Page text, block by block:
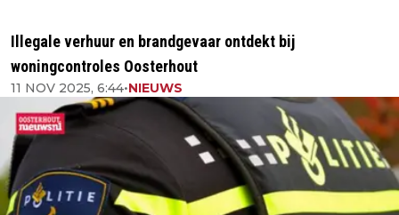
Illegale verhuur en brandgevaar ontdekt bij
woningcontroles Oosterhout
11 NOV 2025, 6:44•NIEUWS